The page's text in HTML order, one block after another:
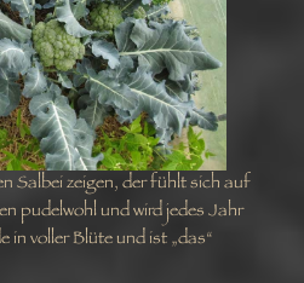
Salbei zeigen, der fühlt sich auf
pudelwohl und wird jedes Jahr
in voller Blüte und ist „das“